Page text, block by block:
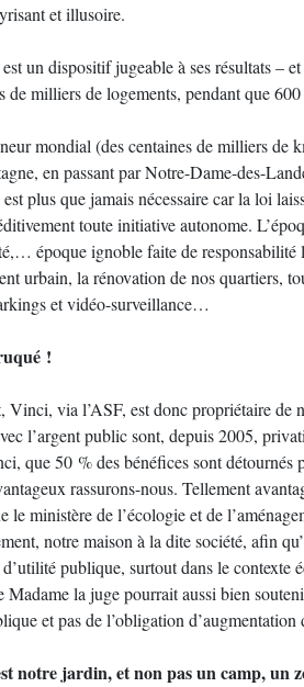
et illusoire.
un dispositif jugeable à ses résultats –
de milliers de logements, pendant que
mondial (des centaines de milliers de
en passant par Notre-Dame-des-
plus que jamais nécessaire car la loi
toute initiative autonome.
époque ignoble faite de
urbain, la rénovation de nos quartiers,
et vidéo-surveillance…
!
Vinci, via l’ASF, est donc propriétaire de
l’argent public sont, depuis 2005,
que 50 % des bénéfices sont
rassurons-nous. Tellement
le ministère de l’écologie et de
notre maison à la dite société, afin
publique, surtout dans le
Madame la juge pourrait aussi bien
et pas de l’obligation
notre jardin, et non pas un camp, un